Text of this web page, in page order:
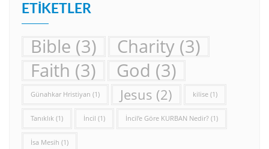
ETIKETLER
Bible (3) Charity (3)
Faith (3) God (3)
Günahkar Hristiyan (1) Jesus (2) kilise (1)
Tanıklık (1) İncil (1) İncil’e Göre KURBAN Nedir? (1)
İsa Mesih (1)